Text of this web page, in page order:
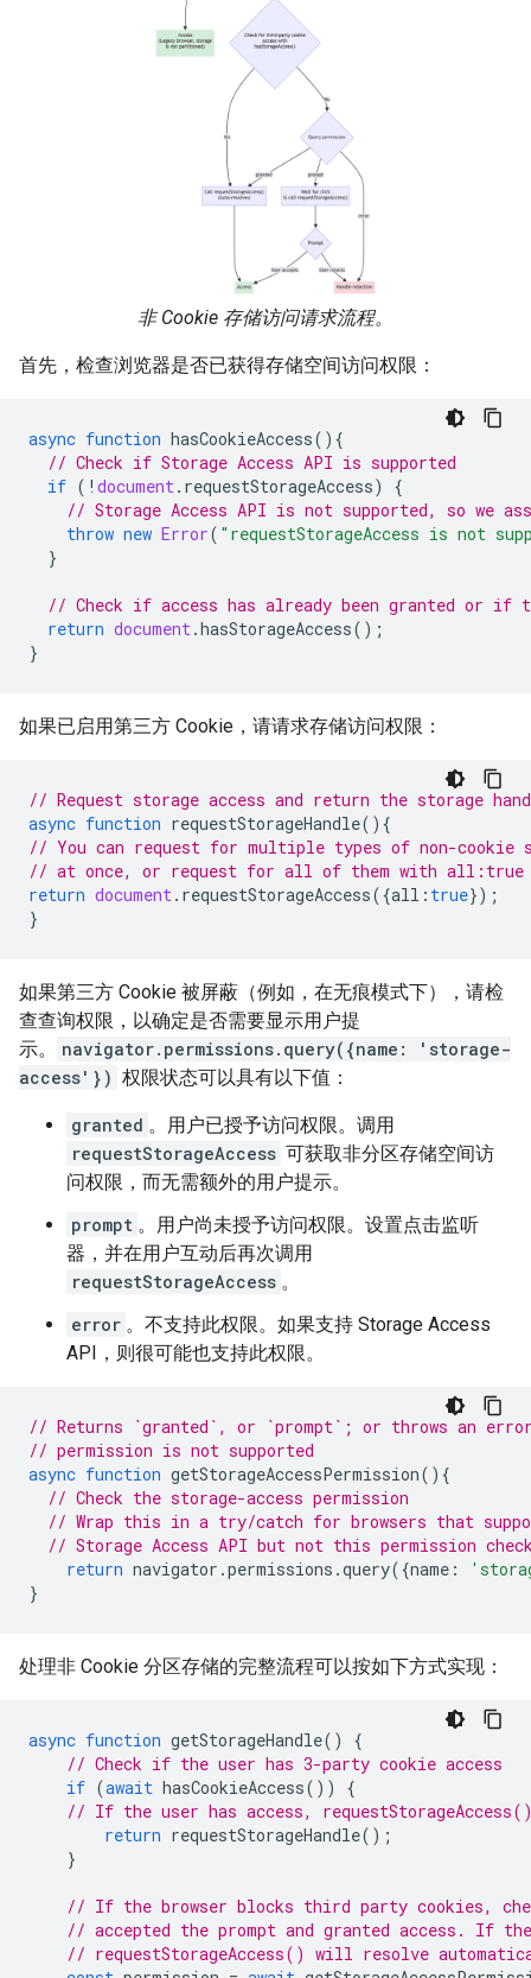
非 Cookie 存储访问请求流程。
首先，检查浏览器是否已获得存储空间访问权限：
async function hasCookieAccess(){
// Check if Storage Access API is supported
if ( ! document. requestStorageAccess)
{
// Storage Access API is not supported, so we
throw new Error( "requestStorageAccess is not
}
// Check if access has already been granted or if
return document.hasStorageAccess();
}
如果已启用第三方 Cookie，请请求存储访问权限：
// Request storage access and return the storage
async function requestStorageHandle(){
// You can request for multiple types of non-cookie
// at once, or request for all of them with all:true
return document. requestStorageAccess({all : true});
}
如果第三方 Cookie 被屏蔽（例如，在无痕模式下），请检
查查询权限，以确定是否需要显示用户提
示。
navigator.permissions.query({name: 'storage-
access'}) 权限状态可以具有以下值：
granted 。用户已授予访问权限。调用
requestStorageAccess 可获取非分区存储空间访
问权限，而无需额外的用户提示。
prompt 。用户尚未授予访问权限。设置点击监听
器，并在用户互动后再次调用
requestStorageAccess 。
error 。不支持此权限。如果支持 Storage Access
API，则很可能也支持此权限。
// Returns `granted`, or `prompt`; or throws an
// permission is not supported
async function getStorageAccessPermission(){
// Check the storage-access permission
// Wrap this in a try/catch for browsers that
// Storage Access API but not this permission
return navigator .permissions .query({name :
}
处理非 Cookie 分区存储的完整流程可以按如下方式实现：
async function getStorageHandle()
{
// Check if the user has 3-party cookie access
if (await hasCookieAccess())
{
// If the user has access,
return requestStorageHandle();
}
// If the browser blocks third party cookies,
// accepted the prompt and granted access. If
// requestStorageAccess() will resolve